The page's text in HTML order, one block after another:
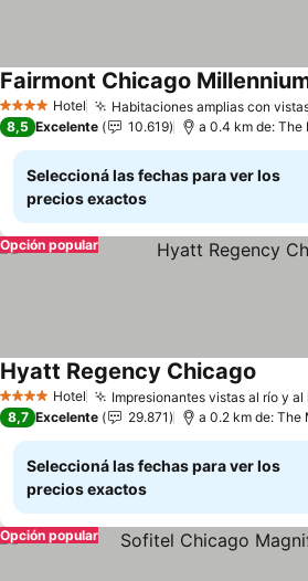
4 EstrellasHotel Habitaciones amplias con
Fairmont Chicago
8,5 Excelente 10.619 a 0.4 km de:
Seleccioná las fechas para ver los
precios exactos
Opción popular
4 EstrellasHotel Impresionantes vistas al río y al
Hyatt Regency Chicago
8,7 Excelente 29.871 a 0.2 km de:
Seleccioná las fechas para ver los
precios exactos
Opción popular